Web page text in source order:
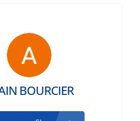
BOURCIER